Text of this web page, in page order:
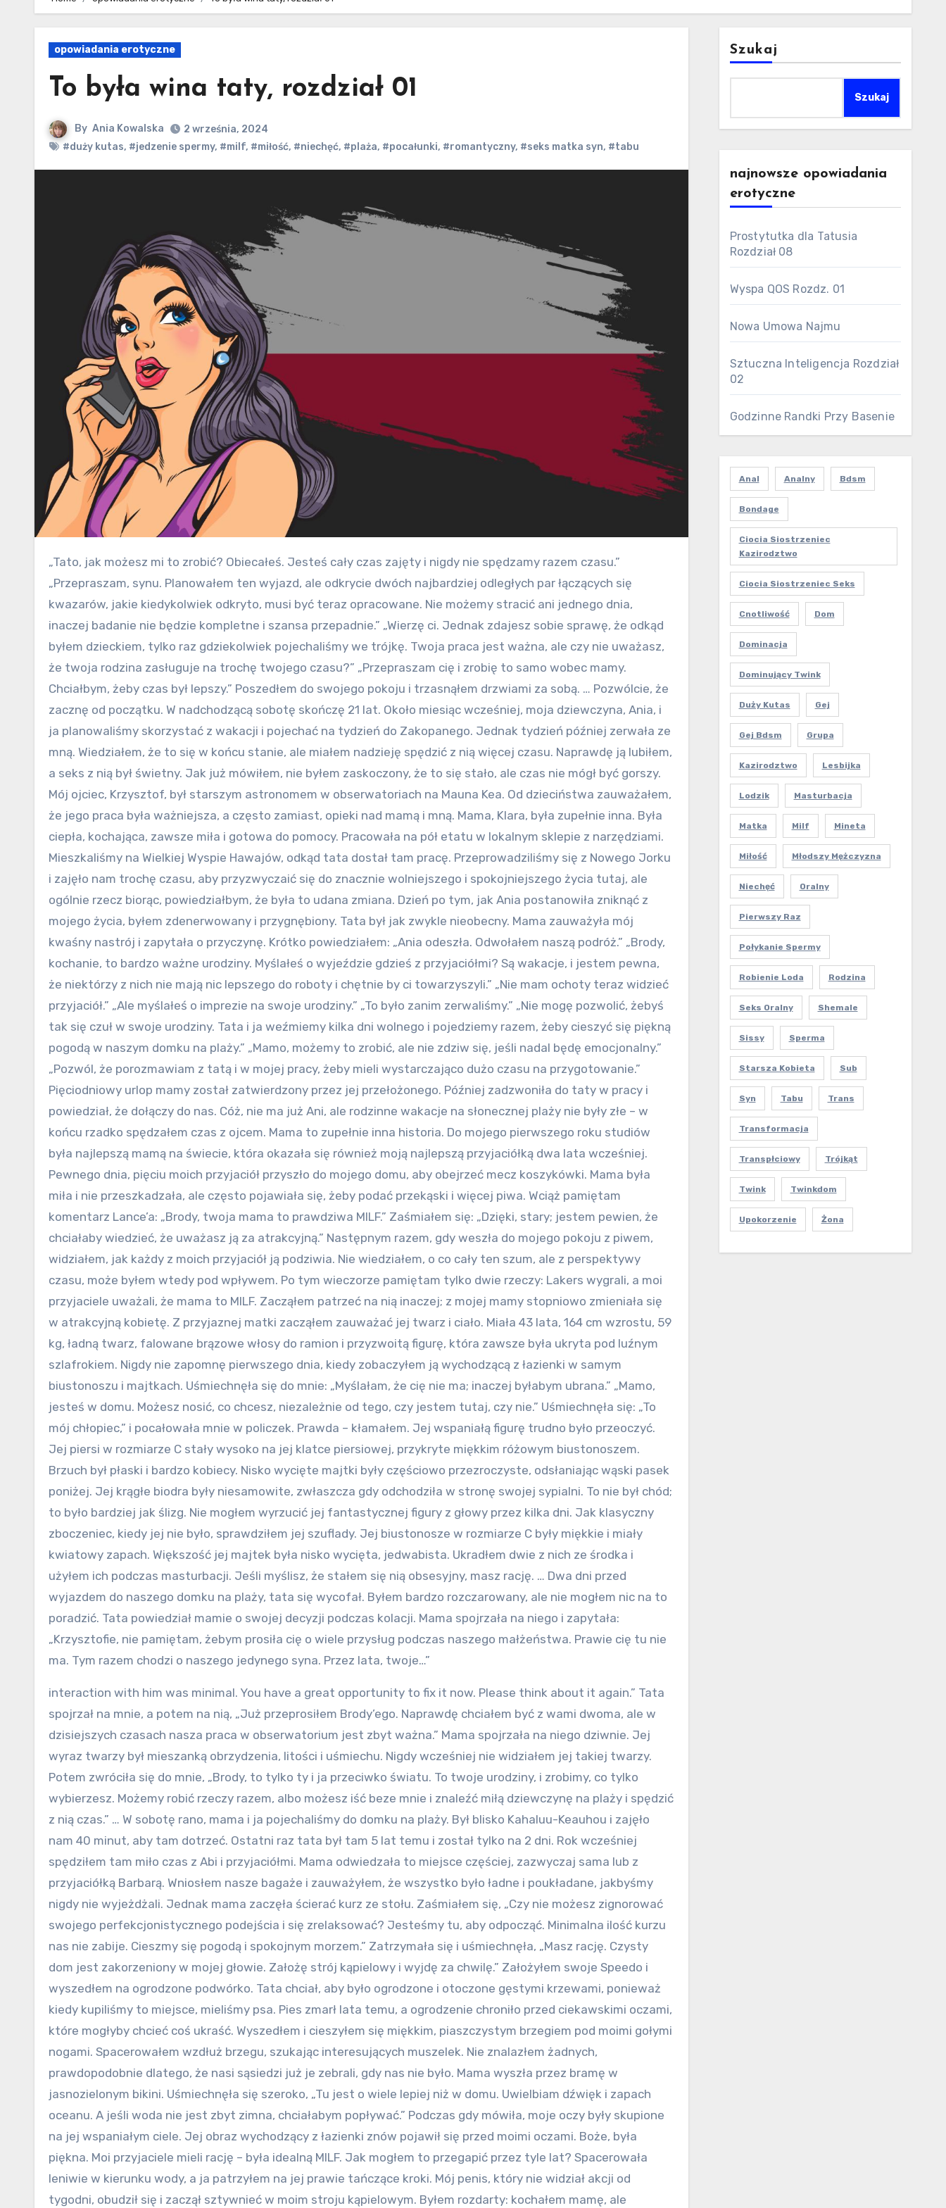
opowiadania erotyczne
To była wina taty, rozdział 01
By Ania Kowalska
2 września, 2024
#duży kutas, #jedzenie spermy, #milf, #miłość, #niechęć, #plaża, #pocałunki, #romantyczny, #seks matka syn, #tabu
„Tato, jak możesz mi to zrobić? Obiecałeś. Jesteś cały czas zajęty i nigdy nie spędzamy razem czasu.”
„Przepraszam, synu. Planowałem ten wyjazd, ale odkrycie dwóch najbardziej odległych par łączących się
kwazarów, jakie kiedykolwiek odkryto, musi być teraz opracowane. Nie możemy stracić ani jednego dnia,
inaczej badanie nie będzie kompletne i szansa przepadnie.” „Wierzę ci. Jednak zdajesz sobie sprawę, że odkąd
byłem dzieckiem, tylko raz gdziekolwiek pojechaliśmy we trójkę. Twoja praca jest ważna, ale czy nie uważasz,
że twoja rodzina zasługuje na trochę twojego czasu?” „Przepraszam cię i zrobię to samo wobec mamy.
Chciałbym, żeby czas był lepszy.” Poszedłem do swojego pokoju i trzasnąłem drzwiami za sobą. … Pozwólcie, że
zacznę od początku. W nadchodzącą sobotę skończę 21 lat. Około miesiąc wcześniej, moja dziewczyna, Ania, i
ja planowaliśmy skorzystać z wakacji i pojechać na tydzień do Zakopanego. Jednak tydzień później zerwała ze
mną. Wiedziałem, że to się w końcu stanie, ale miałem nadzieję spędzić z nią więcej czasu. Naprawdę ją lubiłem,
a seks z nią był świetny. Jak już mówiłem, nie byłem zaskoczony, że to się stało, ale czas nie mógł być gorszy.
Mój ojciec, Krzysztof, był starszym astronomem w obserwatoriach na Mauna Kea. Od dzieciństwa zauważałem,
że jego praca była ważniejsza, a często zamiast, opieki nad mamą i mną. Mama, Klara, była zupełnie inna. Była
ciepła, kochająca, zawsze miła i gotowa do pomocy. Pracowała na pół etatu w lokalnym sklepie z narzędziami.
Mieszkaliśmy na Wielkiej Wyspie Hawajów, odkąd tata dostał tam pracę. Przeprowadziliśmy się z Nowego Jorku
i zajęło nam trochę czasu, aby przyzwyczaić się do znacznie wolniejszego i spokojniejszego życia tutaj, ale
ogólnie rzecz biorąc, powiedziałbym, że była to udana zmiana. Dzień po tym, jak Ania postanowiła zniknąć z
mojego życia, byłem zdenerwowany i przygnębiony. Tata był jak zwykle nieobecny. Mama zauważyła mój
kwaśny nastrój i zapytała o przyczynę. Krótko powiedziałem: „Ania odeszła. Odwołałem naszą podróż.” „Brody,
kochanie, to bardzo ważne urodziny. Myślałeś o wyjeździe gdzieś z przyjaciółmi? Są wakacje, i jestem pewna,
że niektórzy z nich nie mają nic lepszego do roboty i chętnie by ci towarzyszyli.” „Nie mam ochoty teraz widzieć
przyjaciół.” „Ale myślałeś o imprezie na swoje urodziny.” „To było zanim zerwaliśmy.” „Nie mogę pozwolić, żebyś
tak się czuł w swoje urodziny. Tata i ja weźmiemy kilka dni wolnego i pojedziemy razem, żeby cieszyć się piękną
pogodą w naszym domku na plaży.” „Mamo, możemy to zrobić, ale nie zdziw się, jeśli nadal będę emocjonalny.”
„Pozwól, że porozmawiam z tatą i w mojej pracy, żeby mieli wystarczająco dużo czasu na przygotowanie.”
Pięciodniowy urlop mamy został zatwierdzony przez jej przełożonego. Później zadzwoniła do taty w pracy i
powiedział, że dołączy do nas. Cóż, nie ma już Ani, ale rodzinne wakacje na słonecznej plaży nie były złe – w
końcu rzadko spędzałem czas z ojcem. Mama to zupełnie inna historia. Do mojego pierwszego roku studiów
była najlepszą mamą na świecie, która okazała się również moją najlepszą przyjaciółką dwa lata wcześniej.
Pewnego dnia, pięciu moich przyjaciół przyszło do mojego domu, aby obejrzeć mecz koszykówki. Mama była
miła i nie przeszkadzała, ale często pojawiała się, żeby podać przekąski i więcej piwa. Wciąż pamiętam
komentarz Lance’a: „Brody, twoja mama to prawdziwa MILF.” Zaśmiałem się: „Dzięki, stary; jestem pewien, że
chciałaby wiedzieć, że uważasz ją za atrakcyjną.” Następnym razem, gdy weszła do mojego pokoju z piwem,
widziałem, jak każdy z moich przyjaciół ją podziwia. Nie wiedziałem, o co cały ten szum, ale z perspektywy
czasu, może byłem wtedy pod wpływem. Po tym wieczorze pamiętam tylko dwie rzeczy: Lakers wygrali, a moi
przyjaciele uważali, że mama to MILF. Zacząłem patrzeć na nią inaczej; z mojej mamy stopniowo zmieniała się
w atrakcyjną kobietę. Z przyjaznej matki zacząłem zauważać jej twarz i ciało. Miała 43 lata, 164 cm wzrostu, 59
kg, ładną twarz, falowane brązowe włosy do ramion i przyzwoitą figurę, która zawsze była ukryta pod luźnym
szlafrokiem. Nigdy nie zapomnę pierwszego dnia, kiedy zobaczyłem ją wychodzącą z łazienki w samym
biustonoszu i majtkach. Uśmiechnęła się do mnie: „Myślałam, że cię nie ma; inaczej byłabym ubrana.” „Mamo,
jesteś w domu. Możesz nosić, co chcesz, niezależnie od tego, czy jestem tutaj, czy nie.” Uśmiechnęła się: „To
mój chłopiec,” i pocałowała mnie w policzek. Prawda – kłamałem. Jej wspaniałą figurę trudno było przeoczyć.
Jej piersi w rozmiarze C stały wysoko na jej klatce piersiowej, przykryte miękkim różowym biustonoszem.
Brzuch był płaski i bardzo kobiecy. Nisko wycięte majtki były częściowo przezroczyste, odsłaniając wąski pasek
poniżej. Jej krągłe biodra były niesamowite, zwłaszcza gdy odchodziła w stronę swojej sypialni. To nie był chód;
to było bardziej jak ślizg. Nie mogłem wyrzucić jej fantastycznej figury z głowy przez kilka dni. Jak klasyczny
zboczeniec, kiedy jej nie było, sprawdziłem jej szuflady. Jej biustonosze w rozmiarze C były miękkie i miały
kwiatowy zapach. Większość jej majtek była nisko wycięta, jedwabista. Ukradłem dwie z nich ze środka i
użyłem ich podczas masturbacji. Jeśli myślisz, że stałem się nią obsesyjny, masz rację. … Dwa dni przed
wyjazdem do naszego domku na plaży, tata się wycofał. Byłem bardzo rozczarowany, ale nie mogłem nic na to
poradzić. Tata powiedział mamie o swojej decyzji podczas kolacji. Mama spojrzała na niego i zapytała:
„Krzysztofie, nie pamiętam, żebym prosiła cię o wiele przysług podczas naszego małżeństwa. Prawie cię tu nie
ma. Tym razem chodzi o naszego jedynego syna. Przez lata, twoje…”
interaction with him was minimal. You have a great opportunity to fix it now. Please think about it again.” Tata
spojrzał na mnie, a potem na nią, „Już przeprosiłem Brody’ego. Naprawdę chciałem być z wami dwoma, ale w
dzisiejszych czasach nasza praca w obserwatorium jest zbyt ważna.” Mama spojrzała na niego dziwnie. Jej
wyraz twarzy był mieszanką obrzydzenia, litości i uśmiechu. Nigdy wcześniej nie widziałem jej takiej twarzy.
Potem zwróciła się do mnie, „Brody, to tylko ty i ja przeciwko światu. To twoje urodziny, i zrobimy, co tylko
wybierzesz. Możemy robić rzeczy razem, albo możesz iść beze mnie i znaleźć miłą dziewczynę na plaży i spędzić
z nią czas.” … W sobotę rano, mama i ja pojechaliśmy do domku na plaży. Był blisko Kahaluu-Keauhou i zajęło
nam 40 minut, aby tam dotrzeć. Ostatni raz tata był tam 5 lat temu i został tylko na 2 dni. Rok wcześniej
spędziłem tam miło czas z Abi i przyjaciółmi. Mama odwiedzała to miejsce częściej, zazwyczaj sama lub z
przyjaciółką Barbarą. Wniosłem nasze bagaże i zauważyłem, że wszystko było ładne i poukładane, jakbyśmy
nigdy nie wyjeżdżali. Jednak mama zaczęła ścierać kurz ze stołu. Zaśmiałem się, „Czy nie możesz zignorować
swojego perfekcjonistycznego podejścia i się zrelaksować? Jesteśmy tu, aby odpocząć. Minimalna ilość kurzu
nas nie zabije. Cieszmy się pogodą i spokojnym morzem.” Zatrzymała się i uśmiechnęła, „Masz rację. Czysty
dom jest zakorzeniony w mojej głowie. Założę strój kąpielowy i wyjdę za chwilę.” Założyłem swoje Speedo i
wyszedłem na ogrodzone podwórko. Tata chciał, aby było ogrodzone i otoczone gęstymi krzewami, ponieważ
kiedy kupiliśmy to miejsce, mieliśmy psa. Pies zmarł lata temu, a ogrodzenie chroniło przed ciekawskimi oczami,
które mogłyby chcieć coś ukraść. Wyszedłem i cieszyłem się miękkim, piaszczystym brzegiem pod moimi gołymi
nogami. Spacerowałem wzdłuż brzegu, szukając interesujących muszelek. Nie znalazłem żadnych,
prawdopodobnie dlatego, że nasi sąsiedzi już je zebrali, gdy nas nie było. Mama wyszła przez bramę w
jasnozielonym bikini. Uśmiechnęła się szeroko, „Tu jest o wiele lepiej niż w domu. Uwielbiam dźwięk i zapach
oceanu. A jeśli woda nie jest zbyt zimna, chciałabym popływać.” Podczas gdy mówiła, moje oczy były skupione
na jej wspaniałym ciele. Jej obraz wychodzący z łazienki znów pojawił się przed moimi oczami. Boże, była
piękna. Moi przyjaciele mieli rację – była idealną MILF. Jak mogłem to przegapić przez tyle lat? Spacerowała
leniwie w kierunku wody, a ja patrzyłem na jej prawie tańczące kroki. Mój penis, który nie widział akcji od
tygodni, obudził się i zaczął sztywnieć w moim stroju kąpielowym. Byłem rozdarty: kochałem mamę, ale
Szukaj
Szukaj
najnowsze opowiadania
erotyczne
Prostytutka dla Tatusia
Rozdział 08
Wyspa QOS Rozdz. 01
Nowa Umowa Najmu
Sztuczna Inteligencja Rozdział
02
Godzinne Randki Przy Basenie
Anal Analny Bdsm
Bondage
Ciocia Siostrzeniec
Kazirodztwo
Ciocia Siostrzeniec Seks
Cnotliwość Dom
Dominacja
Dominujący Twink
Duży Kutas Gej
Gej Bdsm Grupa
Kazirodztwo Lesbijka
Lodzik Masturbacja
Matka Milf Mineta
Miłość Młodszy Mężczyzna
Niechęć Oralny
Pierwszy Raz
Połykanie Spermy
Robienie Loda Rodzina
Seks Oralny Shemale
Sissy Sperma
Starsza Kobieta Sub
Syn Tabu Trans
Transformacja
Transpłciowy Trójkąt
Twink Twinkdom
Upokorzenie Żona